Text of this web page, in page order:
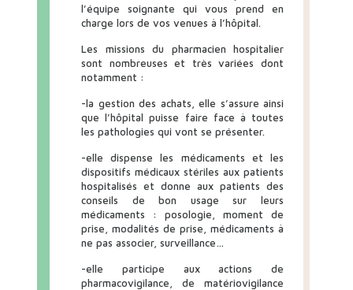
l’équipe soignante qui vous prend en
charge lors de vos venues à l’hôpital.
Les missions du pharmacien hospitalier
sont nombreuses et très variées dont
notamment :
-la gestion des achats, elle s’assure ainsi
que l’hôpital puisse faire face à toutes
les pathologies qui vont se présenter.
-elle dispense les médicaments et les
dispositifs médicaux stériles aux patients
hospitalisés et donne aux patients des
conseils de bon usage sur leurs
médicaments : posologie, moment de
prise, modalités de prise, médicaments à
ne pas associer, surveillance…
-elle participe aux actions de
pharmacovigilance, de matériovigilance